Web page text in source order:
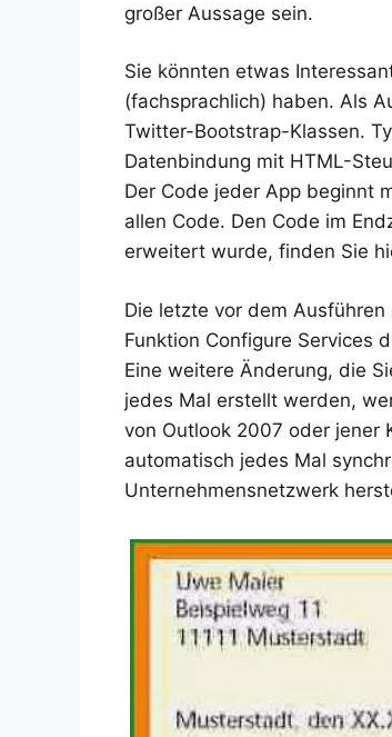
großer Aussage sein.
Sie könnten etwas
(fachsprachlich) haben. Als
Twitter-Bootstrap-Klassen.
Datenbindung mit HTML-
Der Code jeder App beginnt
allen Code. Den Code im
erweitert wurde, finden Sie
Die letzte vor dem
Funktion Configure Services
Eine weitere Änderung, die
jedes Mal erstellt werden,
von Outlook 2007 oder jener
automatisch jedes Mal
Unternehmensnetzwerk